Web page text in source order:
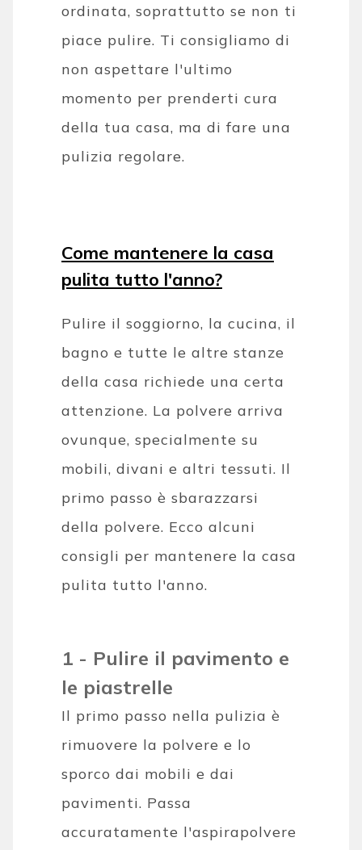
ordinata, soprattutto se non ti
piace pulire. Ti consigliamo di
non aspettare l'ultimo
momento per prenderti cura
della tua casa, ma di fare una
pulizia regolare.
Come mantenere la casa
pulita tutto l'anno?
Pulire il soggiorno, la cucina, il
bagno e tutte le altre stanze
della casa richiede una certa
attenzione. La polvere arriva
ovunque, specialmente su
mobili, divani e altri tessuti. Il
primo passo è sbarazzarsi
della polvere. Ecco alcuni
consigli per mantenere la casa
pulita tutto l'anno.
1 - Pulire il pavimento e
le piastrelle
Il primo passo nella pulizia è
rimuovere la polvere e lo
sporco dai mobili e dai
pavimenti. Passa
accuratamente l'aspirapolvere